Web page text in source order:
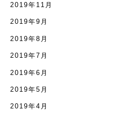
2019年11月
2019年9月
2019年8月
2019年7月
2019年6月
2019年5月
2019年4月